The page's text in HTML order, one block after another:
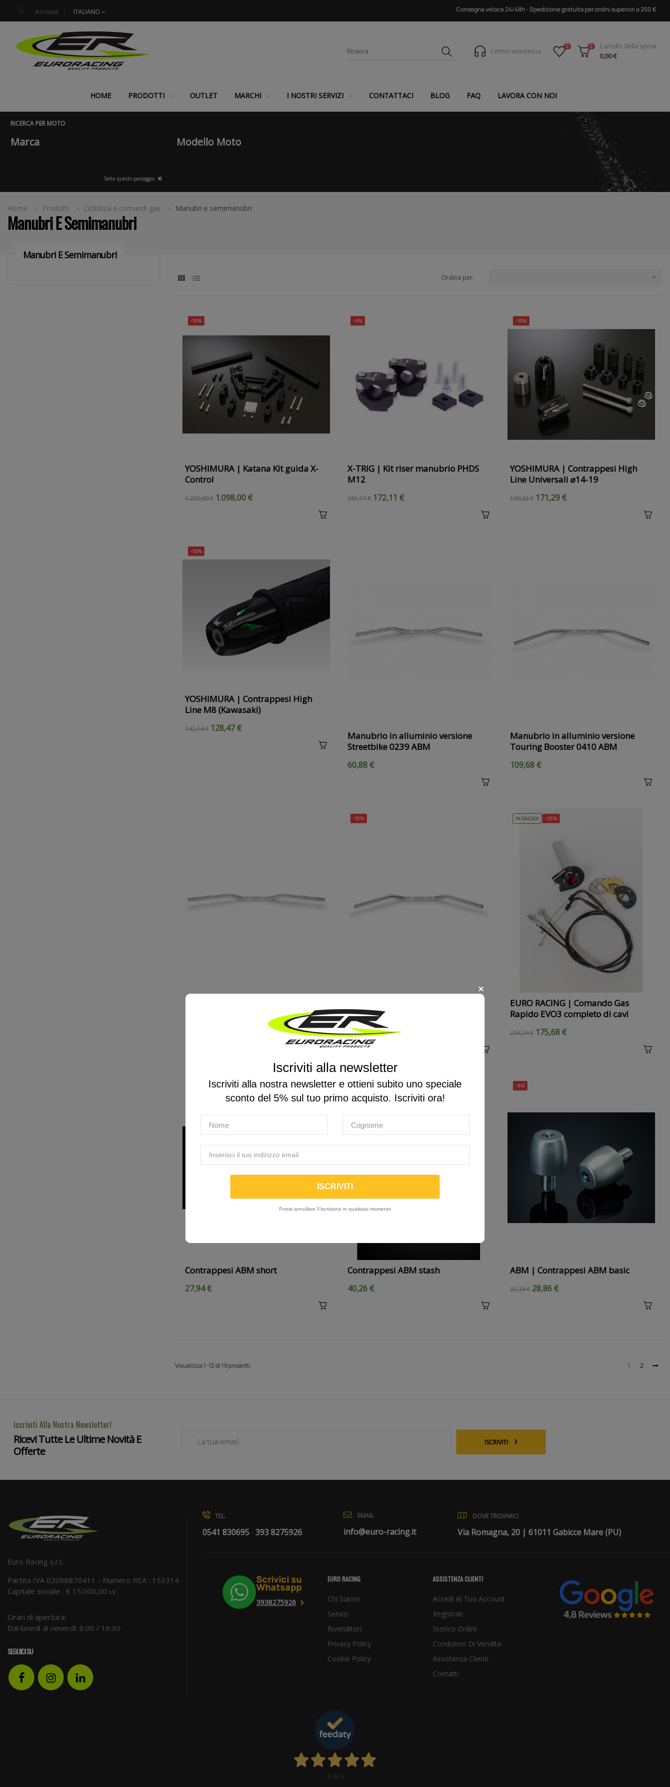
Account ITALIANO Consegna veloce 24/48h - Spedizione gratuita per ordini superiori a 250 €
Centro assistenza
0 0
Carrello della spesa
0,00 €
HOME PRODOTTI OUTLET MARCHI I NOSTRI SERVIZI CONTATTACI BLOG FAQ LAVORA CON NOI
RICERCA PER MOTO
Marca
Salta questo passaggio
Modello Moto
Manubri E Semimanubri
Home Prodotti Ciclistica e comandi gas Manubri e semimanubri
Manubri E Semimanubri
Ordina per: 
-10%
YOSHIMURA | Katana Kit guida X-
Control
1.220,00 € 1.098,00 €
-5%
X-TRIG | Kit riser manubrio PHDS
M12
181,17 € 172,11 €
-10%
YOSHIMURA | Contrappesi High
Line Universali ⌀14-19
190,32 € 171,29 €
-10%
YOSHIMURA | Contrappesi High
Line M8 (Kawasaki)
142,74 € 128,47 €
Manubrio in alluminio versione
Streetbike 0239 ABM
60,88 €
Manubrio in alluminio versione
Touring Booster 0410 ABM
109,68 €
Streetbar Booster 0420 ABM
-15%
superbike 0084 ABM
42,70 €36,30 €
IN SALDO! -25%
EURO RACING | Comando Gas
Rapido EVO3 completo di cavi
234,24 € 175,68 €
Contrappesi ABM short
27,94 €
Contrappesi ABM stash
40,26 €
-5%
ABM | Contrappesi ABM basic
30,38 € 28,86 €
Visualizza 1-12 di 19 prodotti 1 2
Iscriviti Alla Nostra Newsletter!
Ricevi Tutte Le Ultime Novità E
Offerte
ISCRIVITI
Euro Racing s.r.l.
Partita IVA 02088870411 - Numero REA : 153314
Capitale sociale : € 15.000,00 i.v.
Orari di apertura:
Dal lunedì al venerdì: 8:00 / 16:30
SEGUICI SU
FacebookInstagramLinkedIn
TEL.
0541 830695 -393 8275926
EMAIL
info@euro-racing.it
DOVE TROVARCI
Via Romagna, 20 | 61011 Gabicce Mare (PU)
Scrivici su
Whatsapp
3938275926
EURO RACING
Chi Siamo
Servizi
Rivenditori
Privacy Policy
Cookie Policy
ASSISTENZA CLIENTI
Accedi Al Tuo Account
Registrati
Storico Ordini
Condizioni Di Vendita
Assistenza Clienti
Contatti
4,8/5
Iscriviti alla newsletter
Iscriviti alla nostra newsletter e ottieni subito uno speciale
sconto del 5% sul tuo primo acquisto. Iscriviti ora!
Potrai annullare l\'iscrizione in qualsiasi momento